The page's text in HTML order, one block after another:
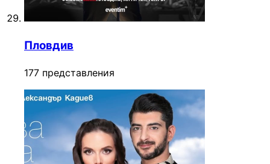
Пловдив
177 представления